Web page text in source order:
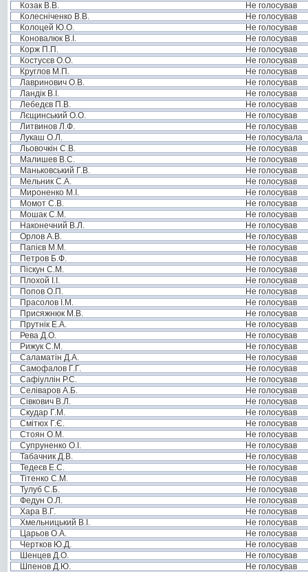
Козак В.В.
Не голосував
Колесніченко В.В.
Не голосував
Колоцей Ю.О.
Не голосував
Коновалюк В.І.
Не голосував
Корж П.П.
Не голосував
Костусєв О.О.
Не голосував
Круглов М.П.
Не голосував
Лавринович О.В.
Не голосував
Ландік В.І.
Не голосував
Лебедєв П.В.
Не голосував
Лєщинський О.О.
Не голосував
Литвинов Л.Ф.
Не голосував
Лукаш О.Л.
Не голосувала
Льовочкін С.В.
Не голосував
Малишев В.С.
Не голосував
Маньковський Г.В.
Не голосував
Мельник С.А.
Не голосував
Мироненко М.І.
Не голосував
Момот С.В.
Не голосував
Мошак С.М.
Не голосував
Наконечний В.Л.
Не голосував
Орлов А.В.
Не голосував
Папієв М.М.
Не голосував
Петров Б.Ф.
Не голосував
Піскун С.М.
Не голосував
Плохой І.І.
Не голосував
Попов О.П.
Не голосував
Прасолов І.М.
Не голосував
Присяжнюк М.В.
Не голосував
Прутнік Е.А.
Не голосував
Рева Д.О.
Не голосував
Рижук С.М.
Не голосував
Саламатін Д.А.
Не голосував
Самофалов Г.Г.
Не голосував
Сафіуллін Р.С.
Не голосував
Селіваров А.Б.
Не голосував
Сівкович В.Л.
Не голосував
Скудар Г.М.
Не голосував
Смітюх Г.Є.
Не голосував
Стоян О.М.
Не голосував
Супруненко О.І.
Не голосував
Табачник Д.В.
Не голосував
Тедеєв Е.С.
Не голосував
Тітенко С.М.
Не голосував
Тулуб С.Б.
Не голосував
Федун О.Л.
Не голосував
Хара В.Г.
Не голосував
Хмельницький В.І.
Не голосував
Царьов О.А.
Не голосував
Чертков Ю.Д.
Не голосував
Шенцев Д.О.
Не голосував
Шпенов Д.Ю.
Не голосував